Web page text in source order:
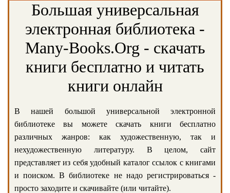
Большая универсальная
электронная библиотека -
Many-Books.Org - скачать
книги бесплатно и читать
книги онлайн
В нашей большой универсальной электронной
библиотеке вы можете скачать книги бесплатно
различных жанров: как художественную, так и
нехудожественную литературу. В целом, сайт
представляет из себя удобный каталог ссылок с книгами
и поиском. В библиотеке не надо регистрироваться -
просто заходите и скачивайте (или читайте).